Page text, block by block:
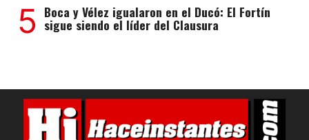
5 Boca y Vélez igualaron en el Ducó: El Fortín
sigue siendo el líder del Clausura